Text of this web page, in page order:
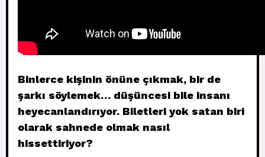
Binlerce kişinin önüne çıkmak, bir de
şarkı söylemek… düşüncesi bile insanı
heyecanlandırıyor. Biletleri yok satan biri
olarak sahnede olmak nasıl
hissettiriyor?